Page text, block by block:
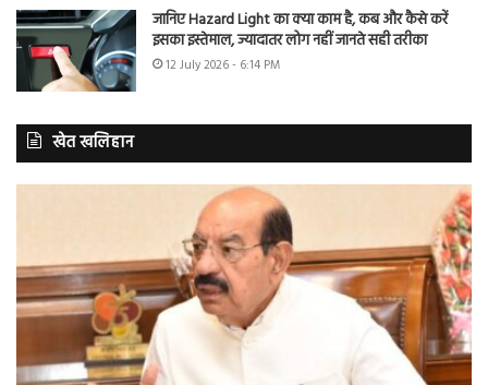
जानिए Hazard Light का क्या काम है, कब और कैसे करें
इसका इस्तेमाल, ज्यादातर लोग नहीं जानते सही तरीका
12 July 2026 - 6:14 PM
खेत खलिहान